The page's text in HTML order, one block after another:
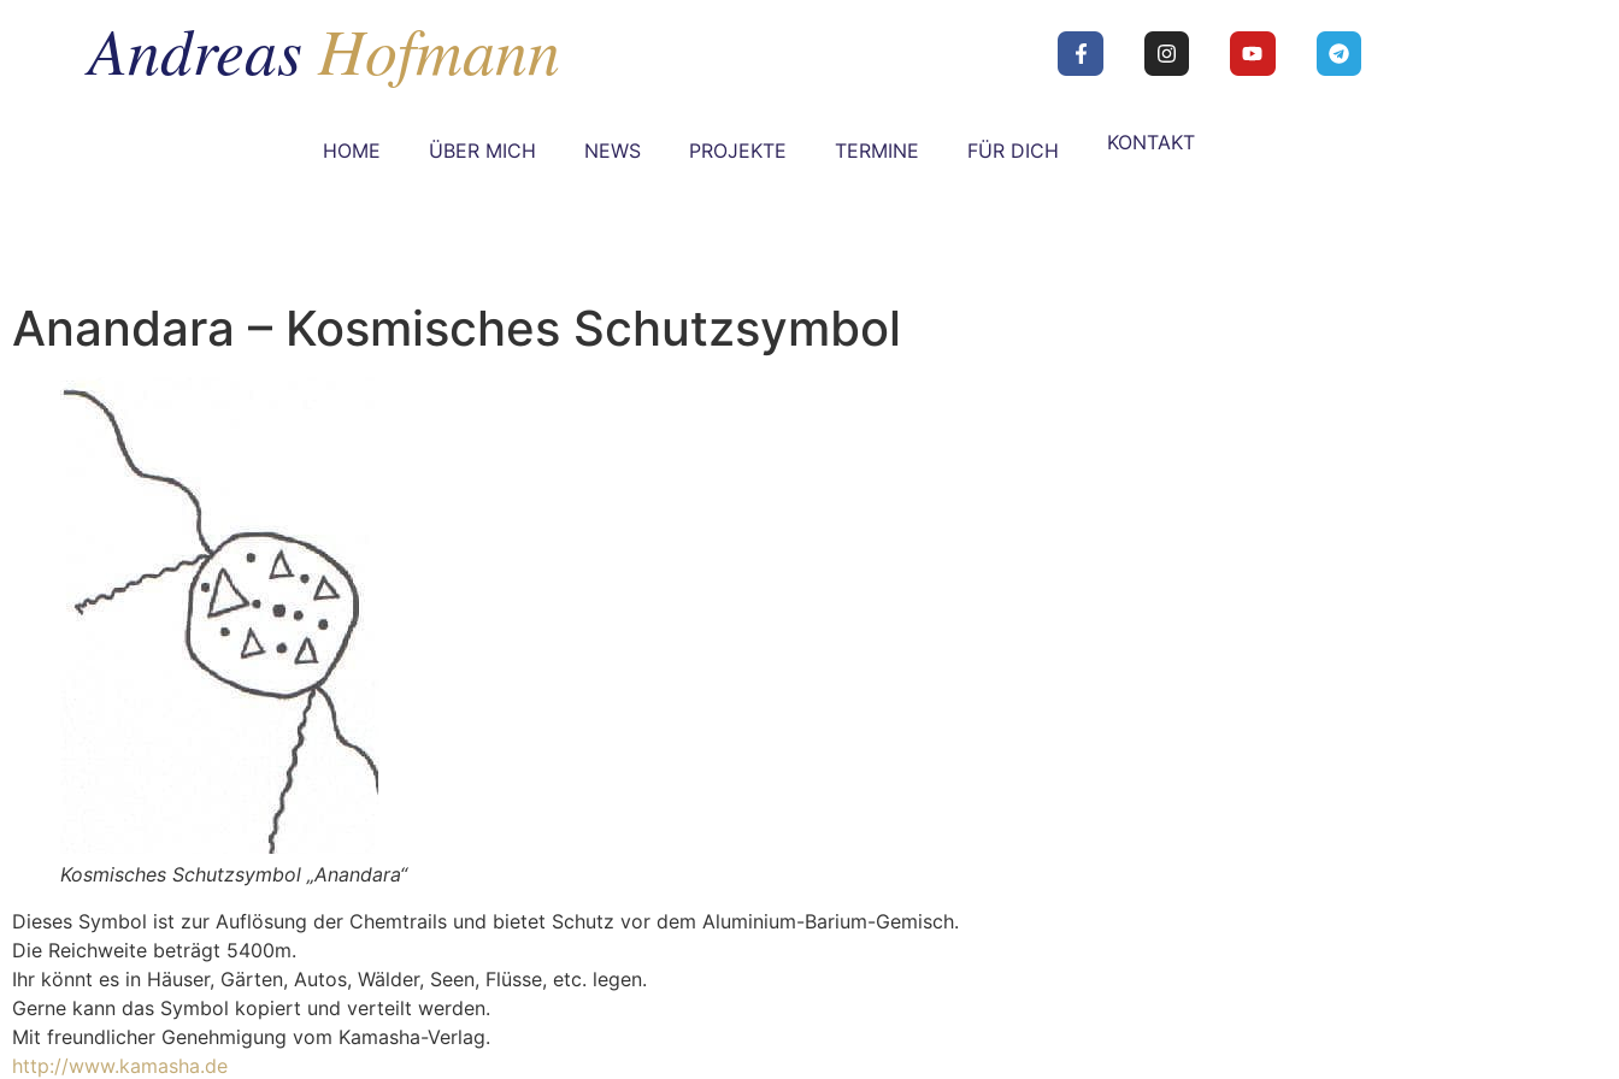
HOME ÜBER MICH NEWS PROJEKTE TERMINE FÜR DICH KONTAKT
Anandara – Kosmisches Schutzsymbol
Kosmisches Schutzsymbol „Anandara“
Dieses Symbol ist zur Auflösung der Chemtrails und bietet Schutz vor dem Aluminium-Barium-Gemisch.
Die Reichweite beträgt 5400m.
Ihr könnt es in Häuser, Gärten, Autos, Wälder, Seen, Flüsse, etc. legen.
Gerne kann das Symbol kopiert und verteilt werden.
Mit freundlicher Genehmigung vom Kamasha-Verlag.
http://www.kamasha.de